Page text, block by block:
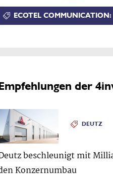
ECOTEL
der
DEUTZ
beschleunigt mit
Konzernumbau